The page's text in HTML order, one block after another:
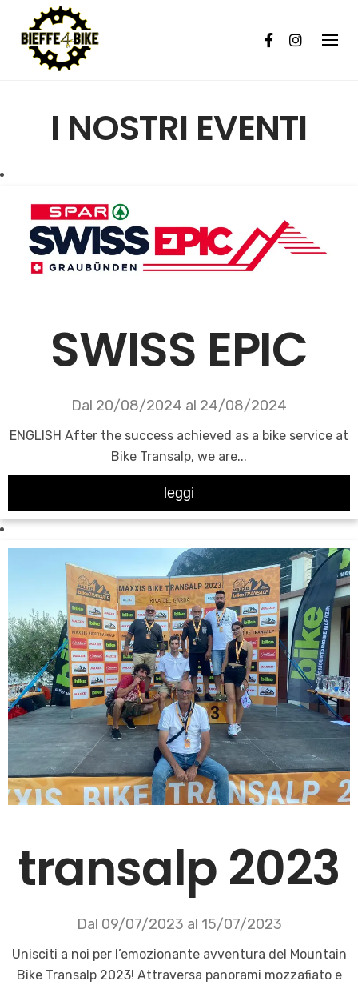
content
I NOSTRI EVENTI
SWISS EPIC
Dal 20/08/2024 al 24/08/2024
ENGLISH After the success achieved as a bike service at
Bike Transalp, we are...
leggi
transalp 2023
Dal 09/07/2023 al 15/07/2023
Unisciti a noi per l’emozionante avventura del Mountain
Bike Transalp 2023! Attraversa panorami mozzafiato e